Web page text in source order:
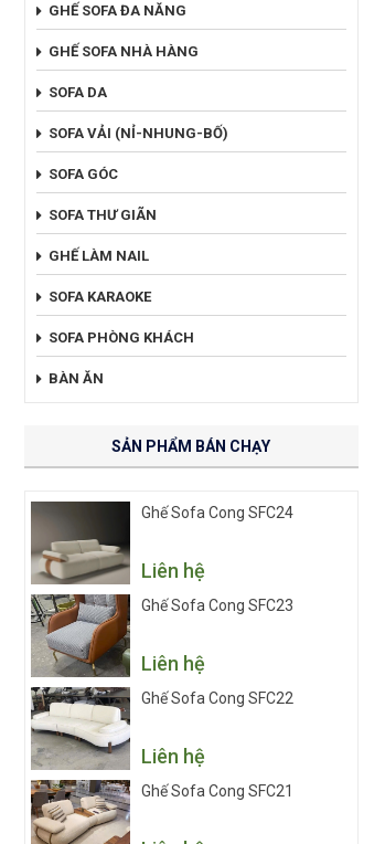
GHẾ SOFA ĐA NĂNG
GHẾ SOFA NHÀ HÀNG
SOFA DA
SOFA VẢI (NỈ-NHUNG-BỐ)
SOFA GÓC
SOFA THƯ GIÃN
GHẾ LÀM NAIL
SOFA KARAOKE
SOFA PHÒNG KHÁCH
BÀN ĂN
SẢN PHẨM BÁN CHẠY
Ghế Sofa Cong SFC24
Liên hệ
Ghế Sofa Cong SFC23
Liên hệ
Ghế Sofa Cong SFC22
Liên hệ
Ghế Sofa Cong SFC21